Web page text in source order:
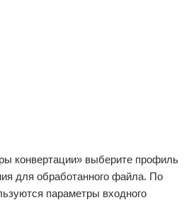
конвертации» выберите профиль
для обработанного файла. По
параметры входного